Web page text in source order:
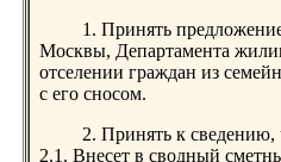
1. Принять
Москвы, Департамента
отселении граждан из
с его сносом.
2. Принять к
2.1. Внесет в сводный